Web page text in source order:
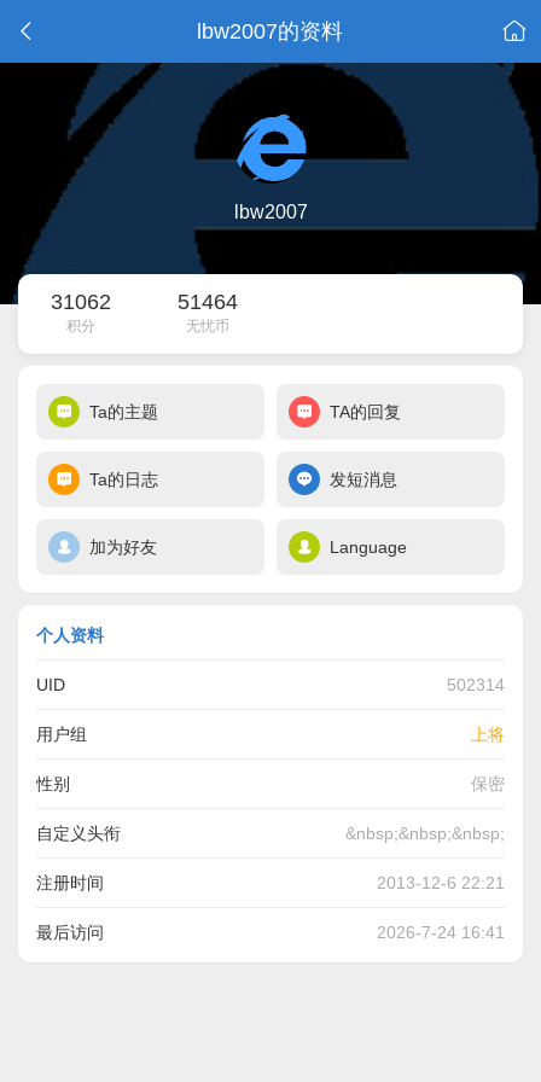
lbw2007的资料
lbw2007
31062
积分
51464
无忧币
Ta的主题 TA的回复
Ta的日志 发短消息
加为好友 Language
个人资料
UID 502314
用户组 上将
性别 保密
自定义头衔 &nbsp;&nbsp;&nbsp;
注册时间 2013-12-6 22:21
最后访问 2026-7-24 16:41